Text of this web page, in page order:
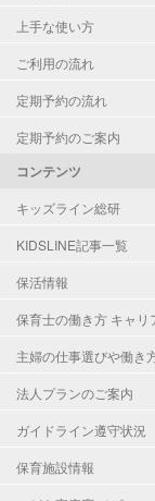
上手な使い方
ご利用の流れ
定期予約の流れ
定期予約のご案内
コンテンツ
キッズライン総研
KIDSLINE記事一覧
保活情報
保育士の働き方 キャリ
主婦の仕事選びや働き
法人プランのご案内
ガイドライン遵守状況
保育施設情報